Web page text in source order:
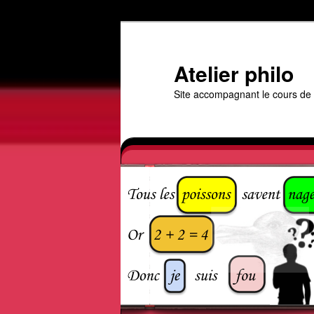
principal
Atelier philo
Site accompagnant le cours